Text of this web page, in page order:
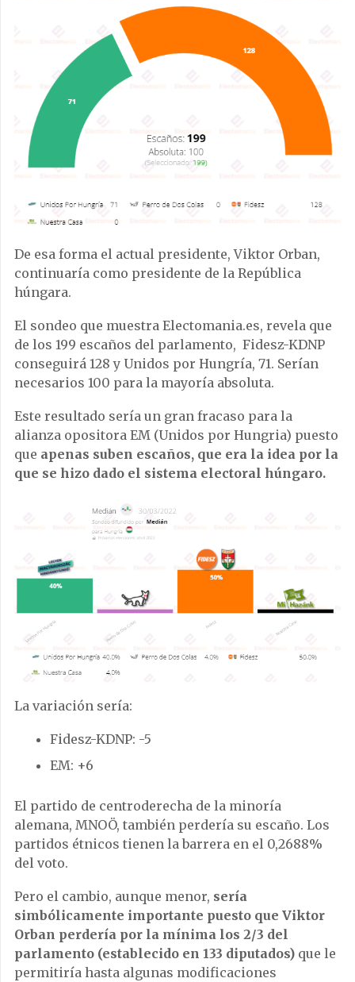
De esa forma el actual presidente, Viktor Orban,
continuaría como presidente de la República
húngara.
El sondeo que muestra Electomania.es, revela que
de los 199 escaños del parlamento, Fidesz-KDNP
conseguirá 128 y Unidos por Hungría, 71. Serían
necesarios 100 para la mayoría absoluta.
Este resultado sería un gran fracaso para la
alianza opositora EM (Unidos por Hungria) puesto
que apenas suben escaños, que era la idea por la
que se hizo dado el sistema electoral húngaro.
La variación sería:
Fidesz-KDNP: -5
EM: +6
El partido de centroderecha de la minoría
alemana, MNOÖ, también perdería su escaño. Los
partidos étnicos tienen la barrera en el 0,2688%
del voto.
Pero el cambio, aunque menor, sería
simbólicamente importante puesto que Viktor
Orban perdería por la mínima los 2/3 del
parlamento (establecido en 133 diputados) que le
permitiría hasta algunas modificaciones